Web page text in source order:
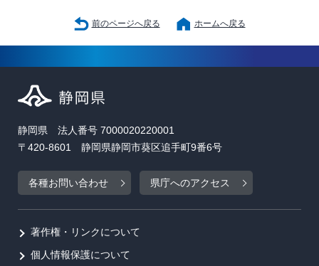
前のページへ戻る ホームへ戻る
静岡県 法人番号 7000020220001
〒420-8601 静岡県静岡市葵区追手町9番6号
各種お問い合わせ 県庁へのアクセス
著作権・リンクについて
個人情報保護について